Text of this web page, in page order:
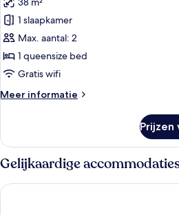
voor
Executive
kamer
laden
1 slaapkamer
Max. aantal: 2
1 queensize bed
Gratis wifi
Meer informatie
Meer
kamer
Prijzen
Gelijkaardige
Phaos Santorini Suites